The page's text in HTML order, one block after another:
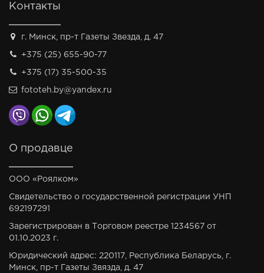
Контакты
г. Минск, пр-т Газеты Звезда, д. 47
+375 (25) 655-90-77
+375 (17) 35-500-35
fototeh.by@yandex.ru
О продавце
ООО «Роялком»
Свидетельство о государственной регистрации УНП
692197291
Зарегистрирован в Торговом реестре 1234567 от
01.10.2023 г.
Юридический адрес: 220117, Республика Беларусь, г.
Минск, пр-т Газеты Звязда, д. 47